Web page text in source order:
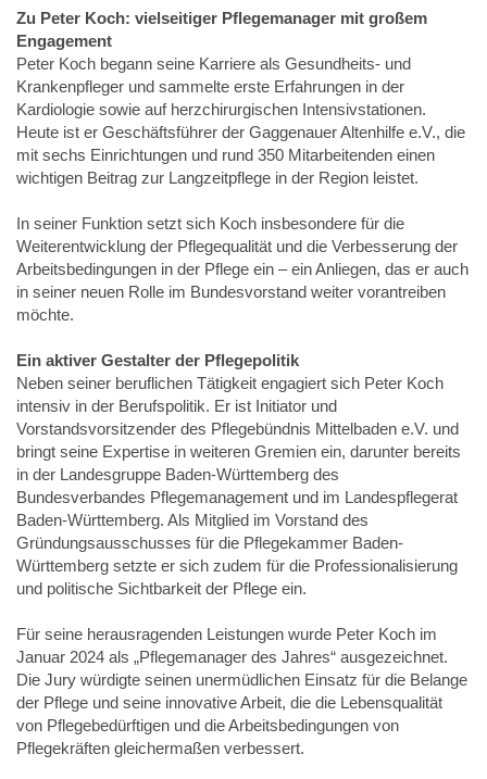
Zu Peter Koch: vielseitiger Pflegemanager mit großem
Engagement
Peter Koch begann seine Karriere als Gesundheits- und
Krankenpfleger und sammelte erste Erfahrungen in der
Kardiologie sowie auf herzchirurgischen Intensivstationen.
Heute ist er Geschäftsführer der Gaggenauer Altenhilfe e.V., die
mit sechs Einrichtungen und rund 350 Mitarbeitenden einen
wichtigen Beitrag zur Langzeitpflege in der Region leistet.
In seiner Funktion setzt sich Koch insbesondere für die
Weiterentwicklung der Pflegequalität und die Verbesserung der
Arbeitsbedingungen in der Pflege ein – ein Anliegen, das er auch
in seiner neuen Rolle im Bundesvorstand weiter vorantreiben
möchte.
Ein aktiver Gestalter der Pflegepolitik
Neben seiner beruflichen Tätigkeit engagiert sich Peter Koch
intensiv in der Berufspolitik. Er ist Initiator und
Vorstandsvorsitzender des Pflegebündnis Mittelbaden e.V. und
bringt seine Expertise in weiteren Gremien ein, darunter bereits
in der Landesgruppe Baden-Württemberg des
Bundesverbandes Pflegemanagement und im Landespflegerat
Baden-Württemberg. Als Mitglied im Vorstand des
Gründungsausschusses für die Pflegekammer Baden-
Württemberg setzte er sich zudem für die Professionalisierung
und politische Sichtbarkeit der Pflege ein.
Für seine herausragenden Leistungen wurde Peter Koch im
Januar 2024 als „Pflegemanager des Jahres“ ausgezeichnet.
Die Jury würdigte seinen unermüdlichen Einsatz für die Belange
der Pflege und seine innovative Arbeit, die die Lebensqualität
von Pflegebedürftigen und die Arbeitsbedingungen von
Pflegekräften gleichermaßen verbessert.